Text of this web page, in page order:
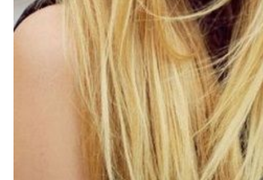
Добавил:
Марина
Подруга или парень?
Девчонки, помогите советом
парень, с которым мы очень хорошо
нужен, она им играет, как кошка с
не встречается, по телефону
(ее парень) много раз признавался мне,
надоело, и скоро его терпению придет